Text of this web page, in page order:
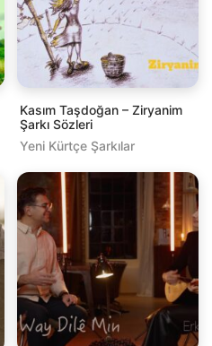
Kasım Taşdoğan – Ziryanim
Şarkı Sözleri
Yeni Kürtçe Şarkılar